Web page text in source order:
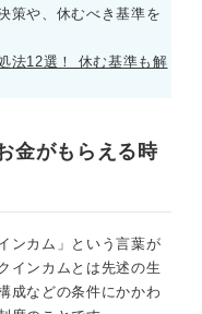
策や、休むべき基準を
法12選！ 休む基準も解
金がもらえる時
ンカム」という言葉が
インカムとは先述の生
成などの条件にかかわ